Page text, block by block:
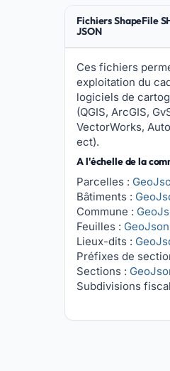
Fichiers ShapeFile
JSON
Ces fichiers
exploitation du
logiciels de
(QGIS, ArcGIS,
VectorWorks,
ect).
A l'échelle de la
Parcelles :
Bâtiments :
Commune :
Feuilles : GeoJson
Lieux-dits :
Préfixes de
Sections :
Subdivisions